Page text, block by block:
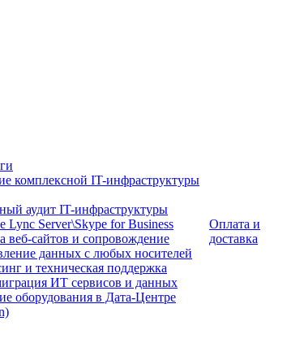
комплексной IT-инфраструктуры
аудит IT-инфраструктуры
Lync Server\Skype for Business
веб-сайтов и сопровождение
данных с любых носителей
и техническая поддержка
ИТ сервисов и данных
оборудования в Дата-Центре
Оплата и
доставка